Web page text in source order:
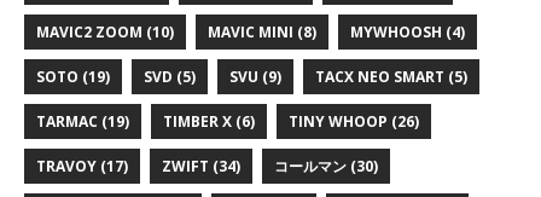
MAVIC2 ZOOM (10) MAVIC MINI (8) MYWHOOSH (4)
SOTO (19) SVD (5) SVU (9) TACX NEO SMART (5)
TARMAC (19) TIMBER X (6) TINY WHOOP (26)
TRAVOY (17) ZWIFT (34) コールマン (30)